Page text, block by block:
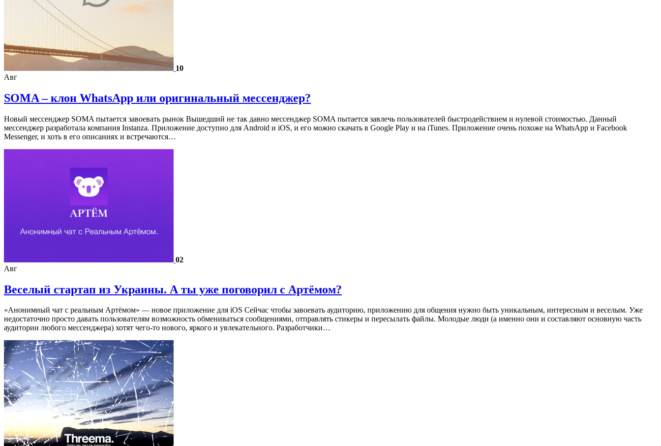
10
Авг
SOMA – клон WhatsApp или оригинальный мессенджер?
Новый мессенджер SOMA пытается завоевать рынок Вышедший не так давно мессенджер SOMA пытается завлечь пользователей быстродействием и нулевой стоимостью. Данный
мессенджер разработала компания Instanza. Приложение доступно для Android и iOS, и его можно скачать в Google Play и на iTunes. Приложение очень похоже на WhatsApp и Facebook
Messenger, и хоть в его описаниях и встречаются…
02
Авг
Веселый стартап из Украины. А ты уже поговорил с Артёмом?
«Анонимный чат с реальным Артёмом» — новое приложение для iOS Сейчас чтобы завоевать аудиторию, приложению для общения нужно быть уникальным, интересным и веселым. Уже
недостаточно просто давать пользователям возможность обмениваться сообщениями, отправлять стикеры и пересылать файлы. Молодые люди (а именно они и составляют основную часть
аудитории любого мессенджера) хотят чего-то нового, яркого и увлекательного. Разработчики…